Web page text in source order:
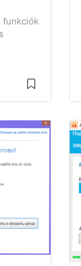
funkciók